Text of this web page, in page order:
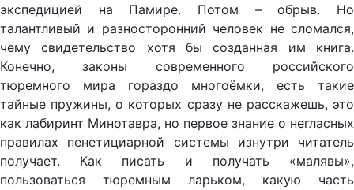
экспедицией на Памире. Потом – обрыв. Но
талантливый и разносторонний человек не сломался,
чему свидетельство хотя бы созданная им книга.
Конечно, законы современного российского
тюремного мира гораздо многоёмки, есть такие
тайные пружины, о которых сразу не расскажешь, это
как лабиринт Минотавра, но первое знание о негласных
правилах пенетициарной системы изнутри читатель
получает. Как писать и получать «малявы»,
пользоваться тюремным ларьком, какую часть